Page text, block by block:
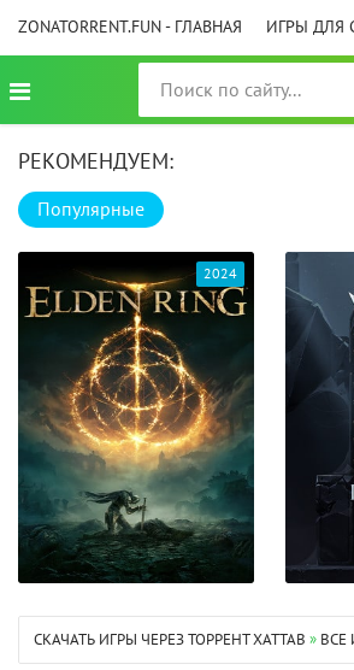
ZONATORRENT.FUN - ГЛАВНАЯ ИГРЫ ДЛЯ
РЕКОМЕНДУЕМ:
Популярные
2024
СКАЧАТЬ ИГРЫ ЧЕРЕЗ ТОРРЕНТ XATTAB » ВСЕ